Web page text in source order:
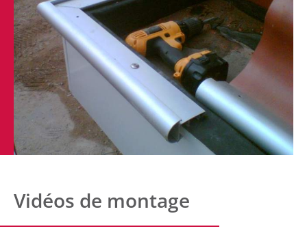
Vidéos de montage